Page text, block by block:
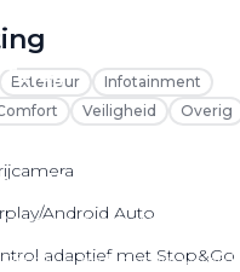
Terug
elektrisch rijden
Over elektrisch rijden
Bijtelling en
Exterieur
Infotainment
Veiligheid Overig
Android Auto
adaptief met